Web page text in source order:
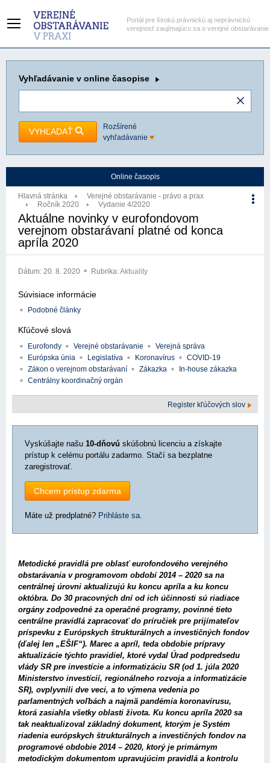
Portál pre širokú právnickú aj neprávnickú
verejnosť zaujímajúcu sa o verejné obstarávanie
Vyhľadávanie v online časopise
VYHĽADAŤ
Rozšírené
vyhľadávanie
Online časopis
Hlavná stránka
Verejné obstarávanie - právo a prax
Ročník 2020
Vydanie 4/2020
Aktuálne novinky v eurofondovom
verejnom obstarávaní platné od konca
apríla 2020
Dátum: 20. 8. 2020 Rubrika:Aktuality
Súvisiace informácie
Podobné články
Kľúčové slová
Eurofondy Verejné obstarávanie
Verejná správa
Európska únia
Legislatíva Koronavírus
COVID-19
Zákon o verejnom obstarávaní
Zákazka
In-house zákazka
Centrálny koordinačný orgán
Register kľúčových slov
Vyskúšajte našu 10-dňovú skúšobnú licenciu a získajte
prístup k celému portálu zadarmo. Stačí sa bezplatne
zaregistrovať.
Chcem prístup zdarma
Máte už predplatné? Prihláste sa.
Metodické pravidlá pre oblasť eurofondového verejného
obstarávania v programovom období 2014 – 2020 sa na
centrálnej úrovni aktualizujú ku koncu apríla a ku koncu
októbra. Do 30 pracovných dní od ich účinnosti sú riadiace
orgány zodpovedné za operačné programy, povinné tieto
centrálne pravidlá zapracovať do príručiek pre prijímateľov
príspevku z Európskych štrukturálnych a investičných fondov
(ďalej len „EŠIF“). Marec a apríl, teda obdobie prípravy
aktualizácie týchto pravidiel, ktoré vydal Úrad podpredsedu
vlády SR pre investície a informatizáciu SR (od 1. júla 2020
Ministerstvo investícií, regionálneho rozvoja a informatizácie
SR), ovplyvnili dve veci, a to výmena vedenia po
parlamentných voľbách a najmä pandémia koronavírusu,
ktorá zasiahla všetky oblasti života. Ku koncu apríla 2020 sa
tak neaktualizoval základný dokument, ktorým je Systém
riadenia európskych štrukturálnych a investičných fondov na
programové obdobie 2014 – 2020, ktorý je primárnym
metodickým dokumentom upravujúcim pravidlá a kontrolu